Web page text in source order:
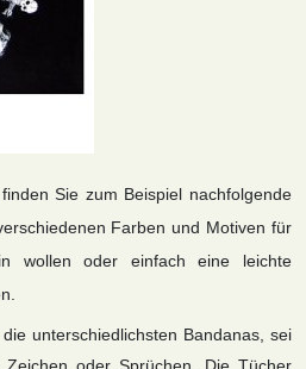
Sie zum Beispiel nachfolgende
Farben und Motiven für
wollen oder einfach eine leichte
unterschiedlichsten Bandanas, sei
oder Sprüchen. Die Tücher